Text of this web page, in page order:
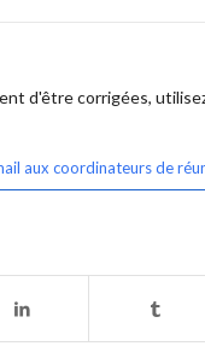
d'être corrigées,
aux coordinateurs de